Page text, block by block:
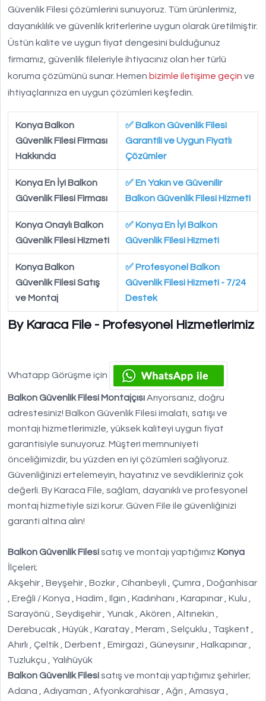
Güvenlik Filesi çözümlerini sunuyoruz. Tüm ürünlerimiz,
dayanıklılık ve güvenlik kriterlerine uygun olarak üretilmiştir.
Üstün kalite ve uygun fiyat dengesini bulduğunuz
firmamız, güvenlik fileleriyle ihtiyacınız olan her türlü
koruma çözümünü sunar. Hemen bizimle iletişime geçin ve
ihtiyaçlarınıza en uygun çözümleri keşfedin.
By Karaca File - Profesyonel Hizmetlerimiz
Konya Balkon
Güvenlik Filesi Firması
Hakkında
✅ Balkon Güvenlik Filesi
Garantili ve Uygun Fiyatlı
Çözümler
Konya En İyi Balkon
Güvenlik Filesi Firması
✅ En Yakın ve Güvenilir
Balkon Güvenlik Filesi Hizmeti
Konya Onaylı Balkon
Güvenlik Filesi Hizmeti
✅ Konya En İyi Balkon
Güvenlik Filesi Hizmeti
Konya Balkon
Güvenlik Filesi Satış
ve Montaj
✅ Profesyonel Balkon
Güvenlik Filesi Hizmeti - 7/24
Destek
Whatapp Görüşme için
Balkon Güvenlik Filesi MontajçısıArıyorsanız, doğru
adrestesiniz! Balkon Güvenlik Filesi imalatı, satışı ve
montajı hizmetlerimizle, yüksek kaliteyi uygun fiyat
garantisiyle sunuyoruz. Müşteri memnuniyeti
önceliğimizdir, bu yüzden en iyi çözümleri sağlıyoruz.
Güvenliğinizi ertelemeyin, hayatınız ve sevdikleriniz çok
değerli. By Karaca File, sağlam, dayanıklı ve profesyonel
montaj hizmetiyle sizi korur. Güven File ile güvenliğinizi
garanti altına alın!
Balkon Güvenlik Filesisatış ve montajı yaptığımız Konya
İlçeleri;
Akşehir , Beyşehir , Bozkır , Cihanbeyli , Çumra , Doğanhisar
, Ereğli / Konya , Hadim , Ilgın , Kadınhanı , Karapınar , Kulu ,
Sarayönü , Seydişehir , Yunak , Akören , Altınekin ,
Derebucak , Hüyük , Karatay , Meram , Selçuklu , Taşkent ,
Ahırlı , Çeltik , Derbent , Emirgazi , Güneysınır , Halkapınar ,
Tuzlukçu , Yalıhüyük
Balkon Güvenlik Filesisatış ve montajı yaptığımız şehirler;
Adana , Adıyaman , Afyonkarahisar , Ağrı , Amasya ,